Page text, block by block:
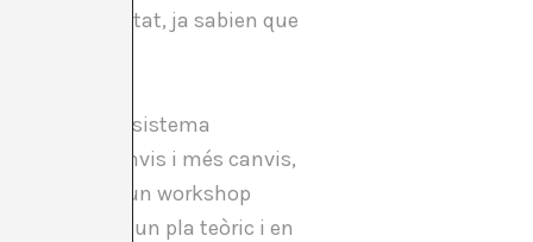
de qualitat, ja sabien que
fe en el sistema
base de canvis i més canvis,
durant un workshop
des d’un pla teòric i en